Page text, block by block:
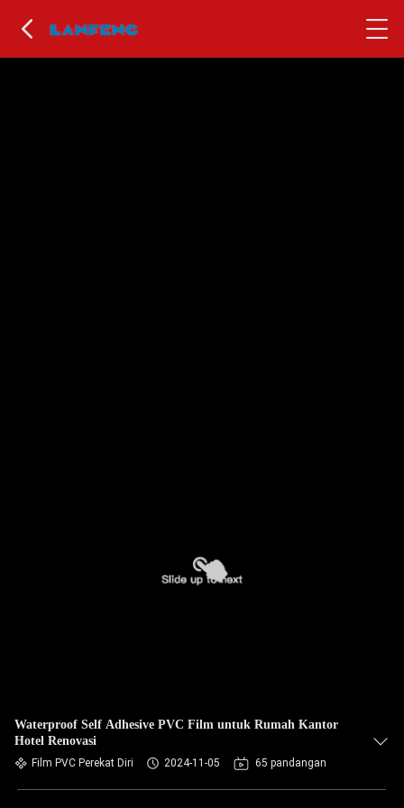
Waterproof Self Adhesive PVC Film untuk Rumah Kantor
Hotel Renovasi
Film PVC Perekat Diri 2024-11-05 65 pandangan